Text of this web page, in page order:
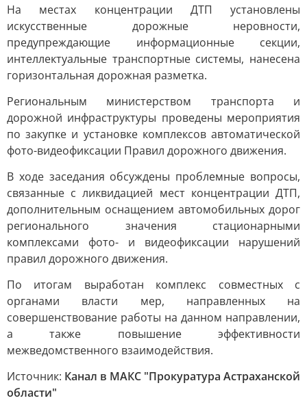
На местах концентрации ДТП установлены
искусственные дорожные неровности,
предупреждающие информационные секции,
интеллектуальные транспортные системы, нанесена
горизонтальная дорожная разметка.
Региональным министерством транспорта и
дорожной инфраструктуры проведены мероприятия
по закупке и установке комплексов автоматической
фото-видеофиксации Правил дорожного движения.
В ходе заседания обсуждены проблемные вопросы,
связанные с ликвидацией мест концентрации ДТП,
дополнительным оснащением автомобильных дорог
регионального значения стационарными
комплексами фото- и видеофиксации нарушений
правил дорожного движения.
По итогам выработан комплекс совместных с
органами власти мер, направленных на
совершенствование работы на данном направлении,
а также повышение эффективности
межведомственного взаимодействия.
Источник: Канал в МАКС "Прокуратура Астраханской
области"